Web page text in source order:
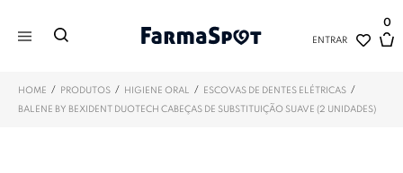
ENTRAR
0
HOME / PRODUTOS / HIGIENE ORAL / ESCOVAS DE DENTES ELÉTRICAS /
BALENE BY BEXIDENT DUOTECH CABEÇAS DE SUBSTITUIÇÃO SUAVE (2 UNIDADES)